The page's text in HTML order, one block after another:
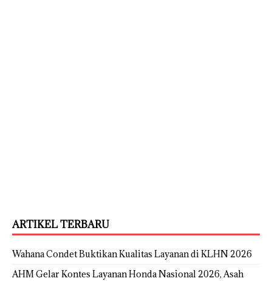
ARTIKEL TERBARU
Wahana Condet Buktikan Kualitas Layanan di KLHN 2026
AHM Gelar Kontes Layanan Honda Nasional 2026, Asah